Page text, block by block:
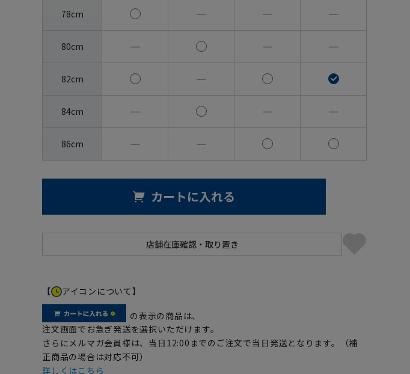
78cm ― ― ―
80cm ― ― ―
82cm ―
84cm ― ― ―
86cm ― ―
カートに入れる
【 アイコンについて】
の表示の商品は、
注文画面でお急ぎ発送を選択いただけます。
さらにメルマガ会員様は、当日12:00までのご注文で当日発送となります。（補
正商品の場合は対応不可）
詳しくはこちら